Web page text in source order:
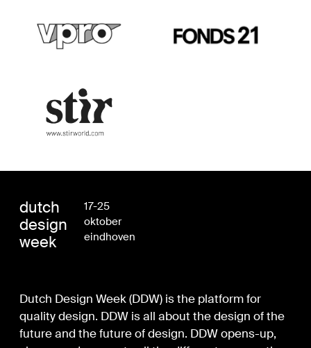
dutch
design
week
17-25
oktober
eindhoven
Dutch Design Week (DDW) is the platform for
quality design. DDW is all about the design of the
future and the future of design. DDW opens-up,